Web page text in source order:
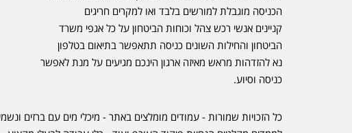
הכניסה מוגבלת למורשים בלבד ואו למקרים חריגים
קניינים אנשי רכש צהל וכוחות הביטחון על כל אגפי משרד
הביטחון והחילות השונים כניסה תתאפשר בתיאום בטלפון
נא להזדהות מראש מאיזה ארגון הינכם מגיעים על מנת לאפשר
כניסה וסיוע.
כל הזכויות שמורות - עמודים מומלצים באתר - מיכלי מים עם ברזים